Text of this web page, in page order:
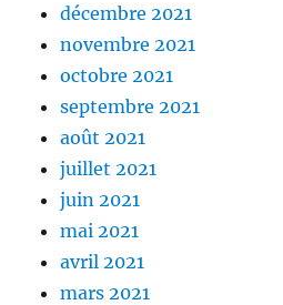
décembre 2021
novembre 2021
octobre 2021
septembre 2021
août 2021
juillet 2021
juin 2021
mai 2021
avril 2021
mars 2021